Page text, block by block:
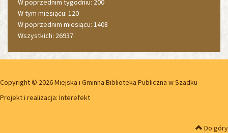
W tym miesiącu: 120
W poprzednim miesiącu: 1408
Wszystkich: 26937
Copyright © 2026 Miejska i Gminna Biblioteka Publiczna w Szadku
Projekt i realizacja: Interefekt
Do góry